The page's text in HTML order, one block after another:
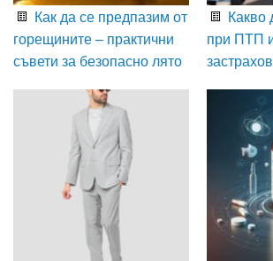
Как да се предпазим от
горещините – практични
съвети за безопасно лято
Какво
при ПТП